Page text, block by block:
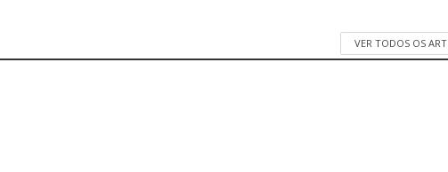
VER TODOS OS